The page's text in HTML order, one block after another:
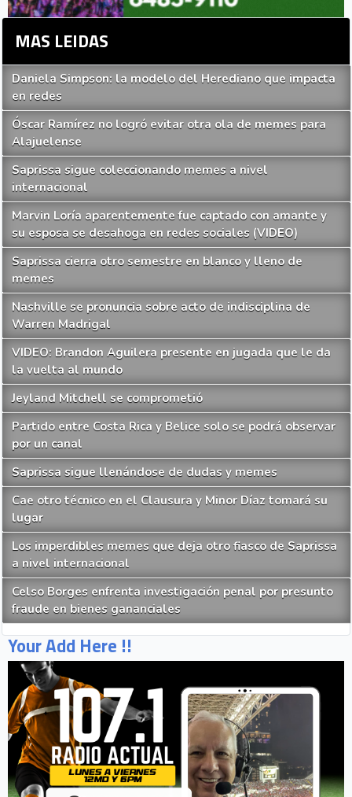
MAS LEIDAS
Daniela Simpson: la modelo del Herediano que impacta
en redes
Óscar Ramírez no logró evitar otra ola de memes para
Alajuelense
Saprissa sigue coleccionando memes a nivel
internacional
Marvin Loría aparentemente fue captado con amante y
su esposa se desahoga en redes sociales (VIDEO)
Saprissa cierra otro semestre en blanco y lleno de
memes
Nashville se pronuncia sobre acto de indisciplina de
Warren Madrigal
VIDEO: Brandon Aguilera presente en jugada que le da
la vuelta al mundo
Jeyland Mitchell se comprometió
Partido entre Costa Rica y Belice solo se podrá observar
por un canal
Saprissa sigue llenándose de dudas y memes
Cae otro técnico en el Clausura y Minor Díaz tomará su
lugar
Los imperdibles memes que deja otro fiasco de Saprissa
a nivel internacional
Celso Borges enfrenta investigación penal por presunto
fraude en bienes gananciales
Your Add Here !!